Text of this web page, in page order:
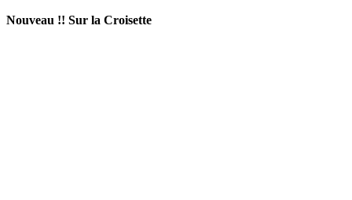
Nouveau !! Sur la Croisette